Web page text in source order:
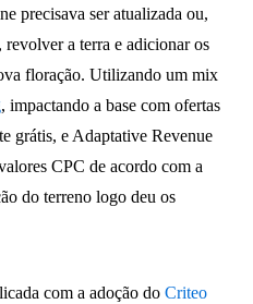
precisava ser atualizada ou,
a terra e adicionar os
floração. Utilizando um mix
, impactando a base com ofertas
grátis, e Adaptative Revenue
CPC de acordo com a
do terreno logo deu os
com a adoção do Criteo